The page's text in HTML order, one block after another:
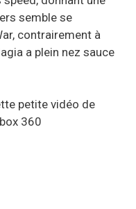
semble se
contrairement à
a plein nez sauce
petite vidéo de
360